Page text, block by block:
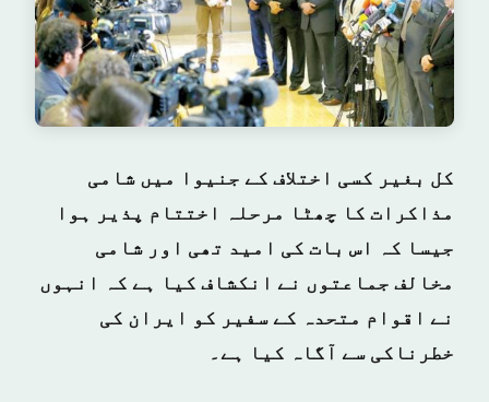
کل بغیر کسی اختلاف کے جنیوا میں شامی
مذاکرات کا چھٹا مرحلہ اختتام پذیر ہوا
جیسا کہ اس بات کی امید تھی اور شامی
مخالف جماعتوں نے انکشاف کیا ہے کہ انہوں
نے اقوام متحدہ کے سفیر کو ایران کی
خطرناکی سے آگاہ کیا ہے۔